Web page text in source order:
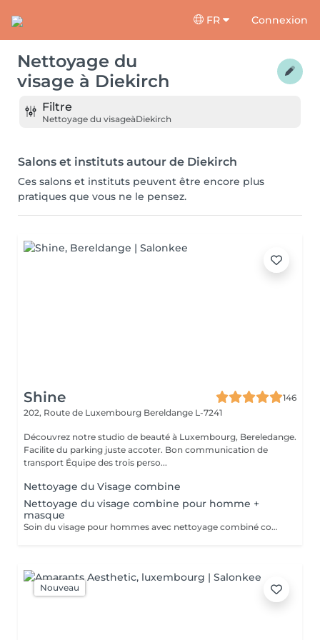
FR Connexion
Nettoyage du
visage à Diekirch
Filtre
Nettoyage du visageàDiekirch
Salons et instituts autour de Diekirch
Ces salons et instituts peuvent être encore plus
pratiques que vous ne le pensez.
Shine
146
202, Route de Luxembourg Bereldange L-7241
Découvrez notre studio de beauté à Luxembourg, Bereledange.
Facilite du parking juste accoter. Bon communication de
transport Équipe des trois perso...
Nettoyage du Visage combine
Nettoyage du visage combine pour homme +
masque
Soin du visage pour hommes avec nettoyage combiné comprenant nettoyage en profondeur, exfoliation, extraction des impuretés, purification de la peau et application d'un masque adapté au type de peau. Le soin aide à éliminer les points noirs, l'excès de sébum et les cellules mortes, tout en hydratant et apaisant la peau. Idéal pour nettoyer la peau en profondeur, améliorer son apparence et retrouver une peau fraîche, propre et soignée.
Nouveau